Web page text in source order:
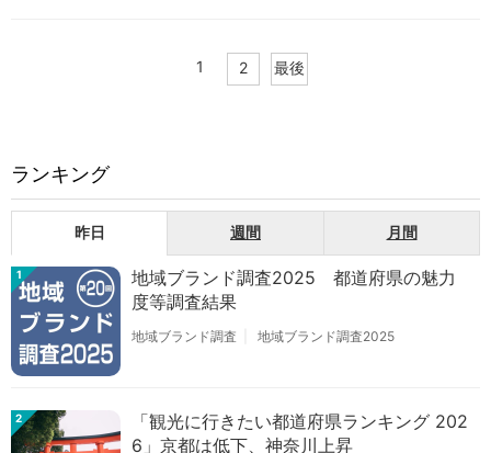
1 2 最後
ランキング
昨日 週間 月間
1
地域ブランド調査2025 都道府県の魅力
度等調査結果
地域ブランド調査 地域ブランド調査2025
2
「観光に行きたい都道府県ランキング 202
6」京都は低下、神奈川上昇